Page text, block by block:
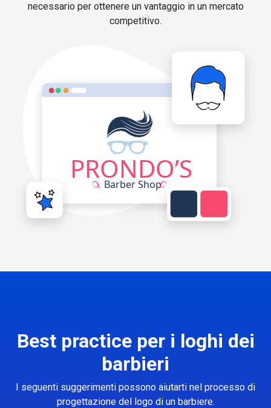
necessario per ottenere un vantaggio in un mercato
competitivo.
Best practice per i loghi dei
barbieri
I seguenti suggerimenti possono aiutarti nel processo di
progettazione del logo di un barbiere.